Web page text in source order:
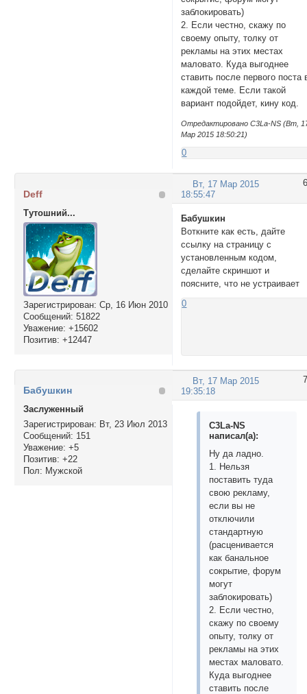
заблокировать)
2. Если честно, скажу по
своему опыту, толку от
рекламы на этих местах
маловато. Куда выгоднее
ставить после первого поста
каждой теме. Если такой
вариант подойдет, кину код.
Отредактировано C3La-NS (Вт,
Мар 2015 18:50:21)
0
6
Вт, 17 Мар 2015
18:55:47
Deff
Тутошний...
Зарегистрирован: Ср, 16 Июн 2010
Сообщений: 51822
Уважение: +15602
Позитив: +12447
Бабушкин
Воткните как есть, дайте
ссылку на страницу с
установленным кодом,
сделайте скриншот и
поясните, что не устраивает
0
7
Вт, 17 Мар 2015
19:35:18
Бабушкин
Заслуженный
Зарегистрирован: Вт, 23 Июл 2013
Сообщений: 151
Уважение: +5
Позитив: +22
Пол: Мужской
C3La-NS
написал(а):
Ну да ладно.
1. Нельзя
поставить туда
свою рекламу,
если вы не
отключили
стандартную
(расценивается
как банальное
сокрытие, форум
могут
заблокировать)
2. Если честно,
скажу по своему
опыту, толку от
рекламы на этих
местах маловато.
Куда выгоднее
ставить после